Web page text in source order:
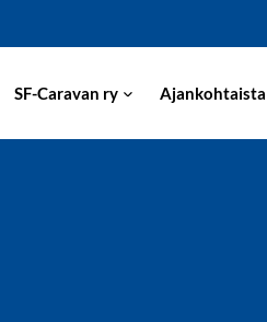
SF-Caravan ry Ajankohtaista